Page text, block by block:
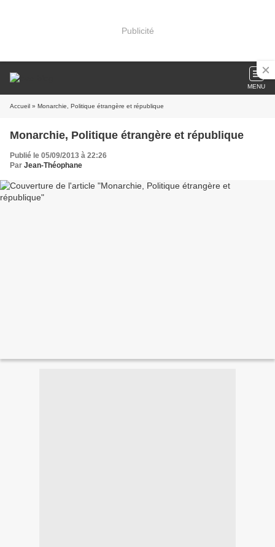
Publicité
MENU
Accueil » Monarchie, Politique étrangère et république
Monarchie, Politique étrangère et république
Publié le 05/09/2013 à 22:26
Par Jean-Théophane